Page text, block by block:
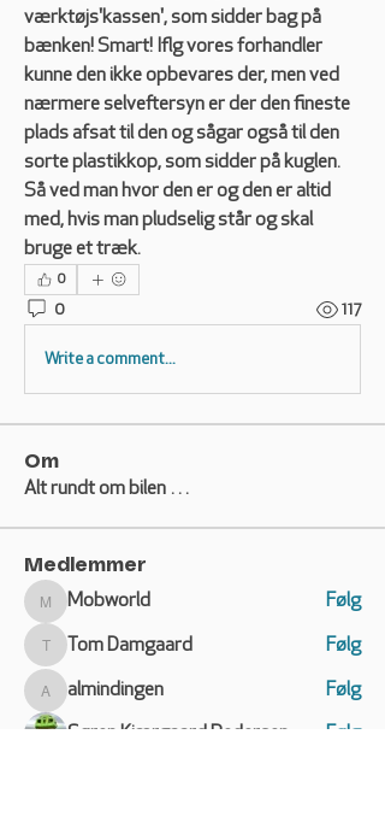
værktøjs'kassen', som sidder bag på
bænken! Smart! Iflg vores forhandler
kunne den ikke opbevares der, men ved
nærmere selveftersyn er der den fineste
plads afsat til den og sågar også til den
sorte plastikkop, som sidder på kuglen.
Så ved man hvor den er og den er altid
med, hvis man pludselig står og skal
bruge et træk.
0
0 117
Write a comment...
Om
Alt rundt om bilen …
Medlemmer
Mobworld
Mobworld Følg
Tom Damgaard
Tom Damgaard Følg
almindingen
almindingen Følg
Søren Kjærgaard Pedersen Følg